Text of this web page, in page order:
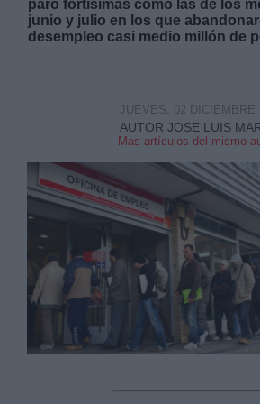
paro fortísimas como las de los
junio y julio en los que
desempleo casi medio millón de
AUTOR JOSE LUIS
Mas artículos del mismo
JUEVES, 02 DICIEMBRE